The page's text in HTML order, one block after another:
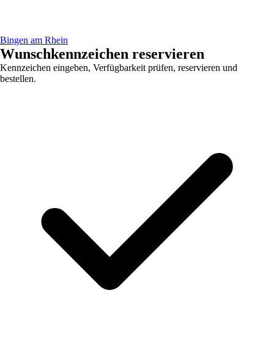
Bingen am Rhein
Wunschkennzeichen reservieren
Kennzeichen eingeben, Verfügbarkeit prüfen, reservieren und
bestellen.